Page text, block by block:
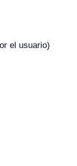
el usuario)